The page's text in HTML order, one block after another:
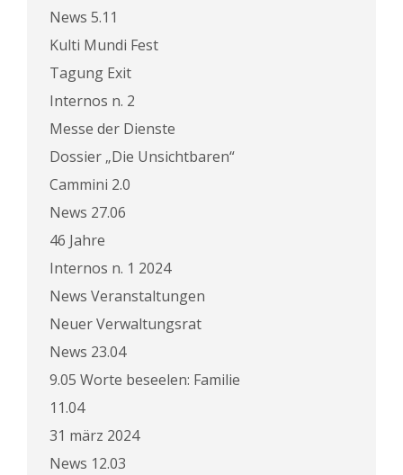
News 5.11
Kulti Mundi Fest
Tagung Exit
Internos n. 2
Messe der Dienste
Dossier „Die Unsichtbaren“
Cammini 2.0
News 27.06
46 Jahre
Internos n. 1 2024
News Veranstaltungen
Neuer Verwaltungsrat
News 23.04
9.05 Worte beseelen: Familie
11.04
31 märz 2024
News 12.03